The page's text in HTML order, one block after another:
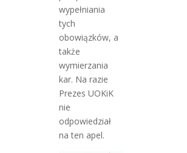
wypełniania
tych
obowiązków, a
także
wymierzania
kar. Na razie
Prezes UOKiK
nie
odpowiedział
na ten apel.